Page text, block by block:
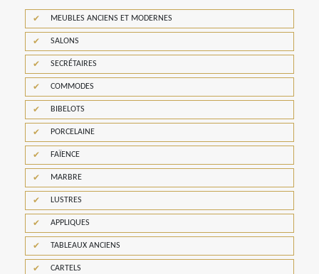
MEUBLES ANCIENS ET MODERNES
SALONS
SECRÉTAIRES
COMMODES
BIBELOTS
PORCELAINE
FAÏENCE
MARBRE
LUSTRES
APPLIQUES
TABLEAUX ANCIENS
CARTELS